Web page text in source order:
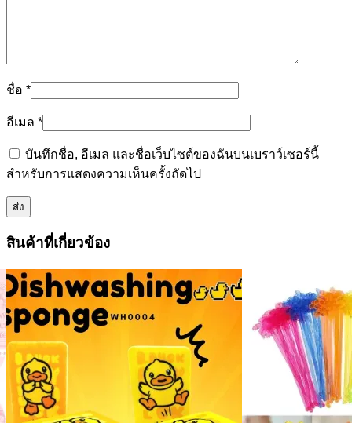
ชื่อ *
อีเมล *
บันทึกชื่อ, อีเมล และชื่อเว็บไซต์ของฉันบนเบราว์เซอร์นี้
สำหรับการแสดงความเห็นครั้งถัดไป
สินค้าที่เกี่ยวข้อง